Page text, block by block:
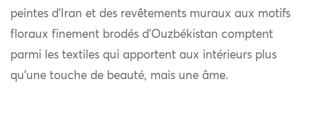
peintes d’Iran et des revêtements muraux aux motifs
floraux finement brodés d’Ouzbékistan comptent
parmi les textiles qui apportent aux intérieurs plus
qu’une touche de beauté, mais une âme.